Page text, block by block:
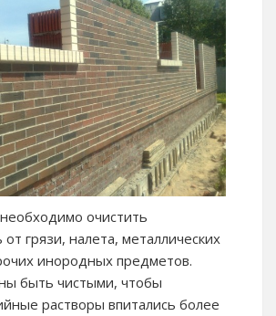
очистить
от грязи, налета, металлических
инородных предметов.
быть чистыми, чтобы
растворы впитались более